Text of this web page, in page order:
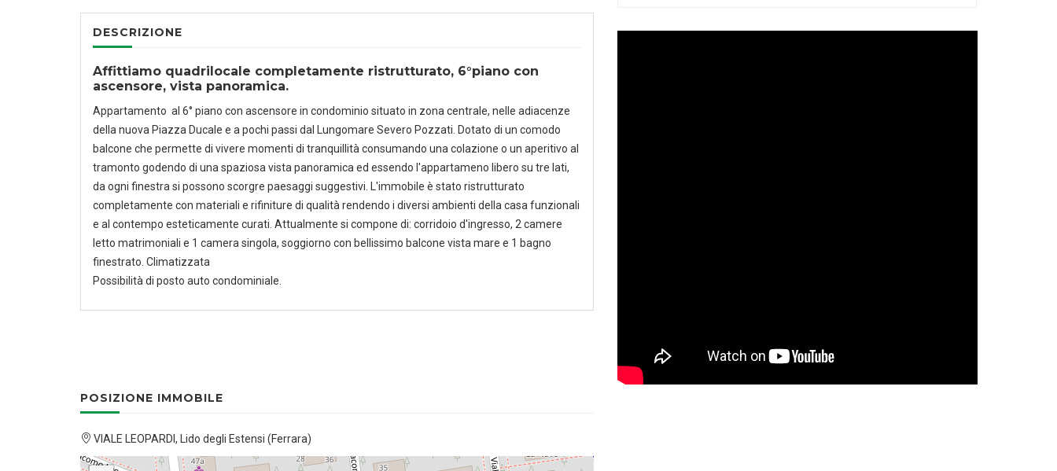
DESCRIZIONE
Affittiamo quadrilocale completamente ristrutturato, 6°piano con
ascensore, vista panoramica.
Appartamento al 6° piano con ascensore in condominio situato in zona centrale, nelle adiacenze
della nuova Piazza Ducale e a pochi passi dal Lungomare Severo Pozzati. Dotato di un comodo
balcone che permette di vivere momenti di tranquillità consumando una colazione o un aperitivo al
tramonto godendo di una spaziosa vista panoramica ed essendo l'appartameno libero su tre lati,
da ogni finestra si possono scorgre paesaggi suggestivi. L'immobile è stato ristrutturato
completamente con materiali e rifiniture di qualità rendendo i diversi ambienti della casa funzionali
e al contempo esteticamente curati. Attualmente si compone di: corridoio d'ingresso, 2 camere
letto matrimoniali e 1 camera singola, soggiorno con bellissimo balcone vista mare e 1 bagno
finestrato. Climatizzata
Possibilità di posto auto condominiale.
POSIZIONE IMMOBILE
VIALE LEOPARDI, Lido degli Estensi (Ferrara)